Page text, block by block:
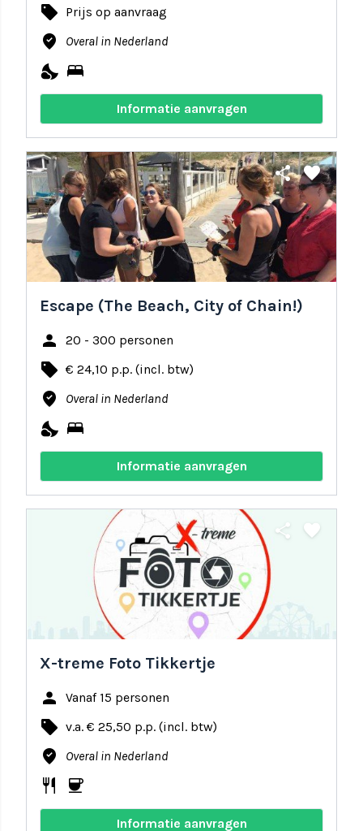
local_offer Prijs op aanvraag
where_to_vote Overal in Nederland
nights_stay bed
Informatie aanvragen
share favorite
Escape (The Beach, City of Chain!)
person 20 - 300 personen
local_offer € 24,10 p.p. (incl. btw)
where_to_vote Overal in Nederland
nights_stay bed
Informatie aanvragen
share favorite
X-treme Foto Tikkertje
person Vanaf 15 personen
local_offer v.a. € 25,50 p.p. (incl. btw)
where_to_vote Overal in Nederland
restaurant coffee
Informatie aanvragen